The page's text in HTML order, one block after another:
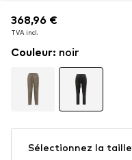
368,96 €
TVA incl.
368,96 €
TVA incl.
Couleur: noir
Sélectionnez la taille